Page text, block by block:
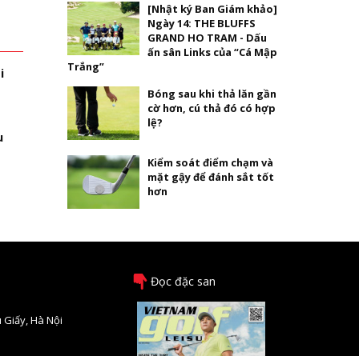
[Nhật ký Ban Giám khảo]
Ngày 14: THE BLUFFS
GRAND HO TRAM - Dấu
ấn sân Links của “Cá Mập
Trắng”
Bóng sau khi thả lăn gần
cờ hơn, cú thả đó có hợp
lệ?
Kiểm soát điểm chạm và
mặt gậy để đánh sắt tốt
hơn
Giấy, Hà Nội
Đọc đặc san